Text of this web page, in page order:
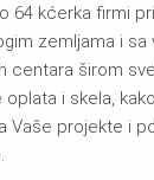
64 kćerka firmi
zemljama i sa
centara širom
i skela,
Vaše projekte i